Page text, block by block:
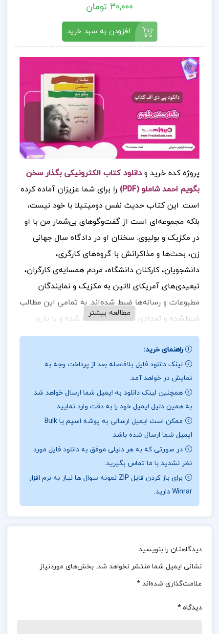
30,000 تومان
افزودن به سبد خرید
پروژه کده خرید و دانلود کتاب الکترونیکی بگذار سخن
بگویم احمد شاملو (PDF)
را برای شما عزیزان آماده کرده
است. این کتاب حدیث نفس دومیتیلا با خود نیست،
بلکه مجموعه‌ای است از گفت‌وگوهای بی‌شمار من با او
در مکزیک و بولیوی. سخنان او در دادگاه سال جهانی
زن، بحث‌ها و مذاکراتش با گروه‌های کارگری،
دانشجویان، کارکنان دانشگاه، مردم همسایه‌ی کارگران،
تبعیدی‌های آمریکای لاتین به مکزیک و نمایندگان
مطبوعات و رسانه‌ها ضبط شده‌اند. به تمامی این مطالب
ضبط‌شده و تعدادی نامه، نظمی داده شده و با یاری
دومیتیلا درباره‌ آنها بازبینی صورت گرفته است. نتیجه
کار این کتاب است که در نهایت «یک تاریخ شفاهی»
می‌باشد.. جهت خرید فایل های بیشتر پروژه کده
دنبال کنید
درباره نویسنده کتاب بگذار سخن بگویم احمد شاملو :
کتاب بگذار سخن بگویم مجموعه‌ای از مقالات،
یادداشت‌ها و نقدهای احمد شاملو، شاعر، نویسنده و
مترجم برجسته‌ی معاصر ایران است. این کتاب بیشتر
به بیان دیدگاه‌های شاملو درباره‌ی مسائل اجتماعی،
فرهنگی، و ادبی می‌پردازد و تصویری از نگرش‌های
انتقادی و عمیق او نسبت به جامعه، هنر و فرهنگ ایران
تنها راه رهایی آدمی از تاریکی‌هاست. انسان بدون
مطالعه بیشتر
راهنمای خرید:
لینک دانلود فایل بلافاصله بعد از پرداخت وجه به
نمایش در خواهد آمد.
همچنین لینک دانلود به ایمیل شما ارسال خواهد شد
به همین دلیل ایمیل خود را به دقت وارد نمایید.
ممکن است ایمیل ارسالی به پوشه اسپم یا Bulk
ایمیل شما ارسال شده باشد.
در صورتی که به هر دلیلی موفق به دانلود فایل مورد
نظر نشدید با ما تماس بگیرید.
برای باز کردن فایل ZIP نمونه سوال ها نیاز به نرم افزار
Winrar دارید.
دیدگاهتان را بنویسید
نشانی ایمیل شما منتشر نخواهد شد. بخش‌های موردنیاز
علامت‌گذاری شده‌اند *
دیدگاه *